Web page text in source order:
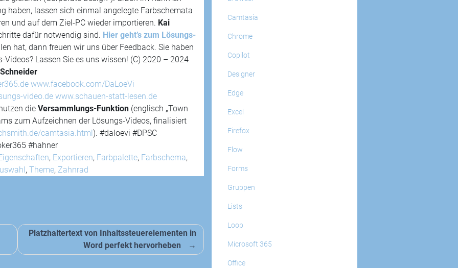
haben, lassen sich einmal angelegte Farbschemata
und auf dem Ziel-PC wieder importieren. Kai
dafür notwendig sind. Hier geht’s zum Lösungs-
hat, dann freuen wir uns über Feedback. Sie haben
Lassen Sie es uns wissen! (C) 2020 – 2024
www.facebook.com/DaLoeVi
video.de www.schauen-statt-lesen.de
die Versammlungs-Funktion (englisch „Town
zum Aufzeichnen der Lösungs-Videos, finalisiert
camtasia.html ). #daloevi #DPSC
#hahner
, Exportieren, Farbpalette, Farbschema,
, Theme, Zahnrad
Platzhaltertext von Inhaltssteuerelementen in
Word perfekt hervorheben
Camtasia
Chrome
Copilot
Designer
Edge
Excel
Firefox
Flow
Forms
Gruppen
Lists
Loop
Microsoft 365
Office